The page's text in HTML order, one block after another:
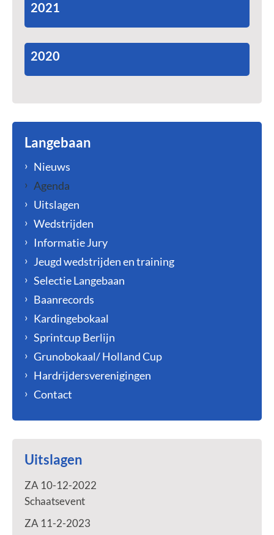
2021
2020
Langebaan
Nieuws
Agenda
Uitslagen
Wedstrijden
Informatie Jury
Jeugd wedstrijden en training
Selectie Langebaan
Baanrecords
Kardingebokaal
Sprintcup Berlijn
Grunobokaal/ Holland Cup
Hardrijdersverenigingen
Contact
Uitslagen
ZA 10-12-2022
Schaatsevent
ZA 11-2-2023